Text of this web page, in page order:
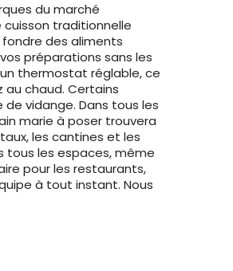
du marché
traditionnelle
fondre des aliments
préparations sans les
thermostat réglable, ce
chaud. Certains
vidange. Dans tous les
marie à poser trouvera
les cantines et les
tous les espaces, même
pour les restaurants,
à tout instant. Nous